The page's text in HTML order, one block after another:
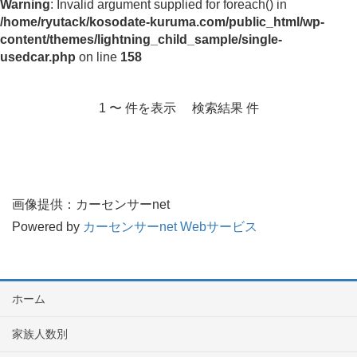
Warning: Invalid argument supplied for foreach() in
/home/ryutack/kosodate-kuruma.com/public_html/wp-
content/themes/lightning_child_sample/single-
usedcar.php on line 158
1 〜 件を表示 検索結果 件
画像提供：カーセンサーnet
Powered by カーセンサーnet Webサービス
ホーム
家族人数別